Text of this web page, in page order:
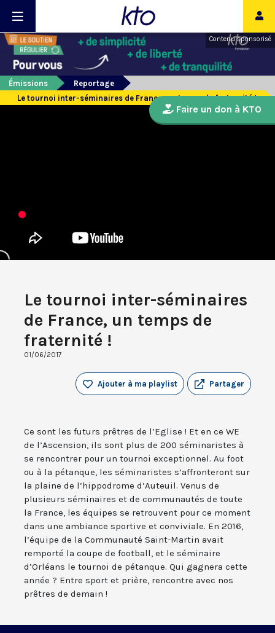
Contenu sponsorisé
Émissions
Reportage
Le tournoi inter-séminaires de France, un temps de fraternité !
Le tournoi inter-séminaires
de France, un temps de
fraternité !
01/06/2017
Partager
Ajouter à ma playlist
Ce sont les futurs prêtres de l’Eglise ! Et en ce WE
de l’Ascension, ils sont plus de 200 séminaristes à
se rencontrer pour un tournoi exceptionnel. Au foot
ou à la pétanque, les séminaristes s’affronteront sur
la plaine de l’hippodrome d’Auteuil. Venus de
plusieurs séminaires et de communautés de toute
la France, les équipes se retrouvent pour ce moment
dans une ambiance sportive et conviviale. En 2016,
l’équipe de la Communauté Saint-Martin avait
remporté la coupe de football, et le séminaire
d’Orléans le tournoi de pétanque. Qui gagnera cette
année ? Entre sport et prière, rencontre avec nos
prêtres de demain !
Faire un don à KTO